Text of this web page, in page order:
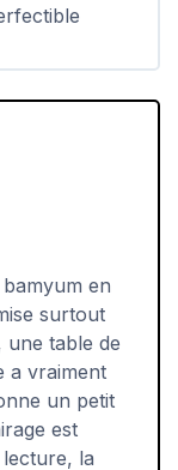
en
surtout
une table de
a vraiment
un petit
est
la